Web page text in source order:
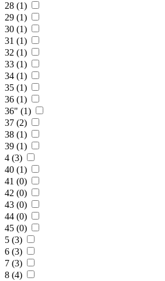
28 (1)
29 (1)
30 (1)
31 (1)
32 (1)
33 (1)
34 (1)
35 (1)
36 (1)
36" (1)
37 (2)
38 (1)
39 (1)
4 (3)
40 (1)
41 (0)
42 (0)
43 (0)
44 (0)
45 (0)
5 (3)
6 (3)
7 (3)
8 (4)